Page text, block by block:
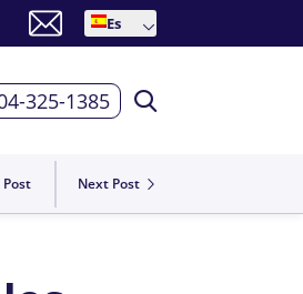
Es
325-1385
Post Next Post